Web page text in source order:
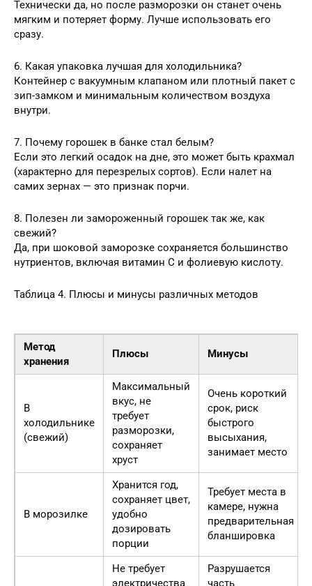
Технически да, но после разморозки он станет очень
мягким и потеряет форму. Лучше использовать его
сразу.
6. Какая упаковка лучшая для холодильника?
Контейнер с вакуумным клапаном или плотный пакет с
зип-замком и минимальным количеством воздуха
внутри.
7. Почему горошек в банке стал белым?
Если это легкий осадок на дне, это может быть крахмал
(характерно для перезрелых сортов). Если налет на
самих зернах — это признак порчи.
8. Полезен ли замороженный горошек так же, как
свежий?
Да, при шоковой заморозке сохраняется большинство
нутриентов, включая витамин С и фолиевую кислоту.
Таблица 4. Плюсы и минусы различных методов
Метод
хранения
Плюсы Минусы
В
холодильнике
(свежий)
Максимальный
вкус, не
требует
разморозки,
сохраняет
хруст
Очень короткий
срок, риск
быстрого
высыхания,
занимает место
В морозилке
Хранится год,
сохраняет цвет,
удобно
дозировать
порции
Требует места в
камере, нужна
предварительная
бланшировка
Не требует
электричества
Разрушается
часть